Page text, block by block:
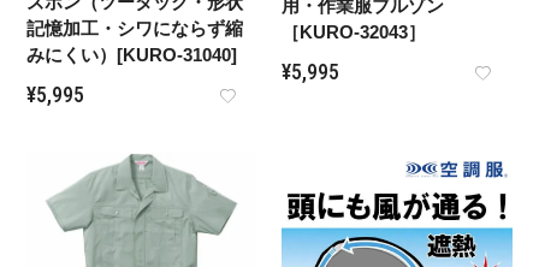
記憶加工・シワにならず縮
みにくい）[KURO-31040]
¥5,995
用・作業服ブルゾン
［KURO-32043］
¥5,995